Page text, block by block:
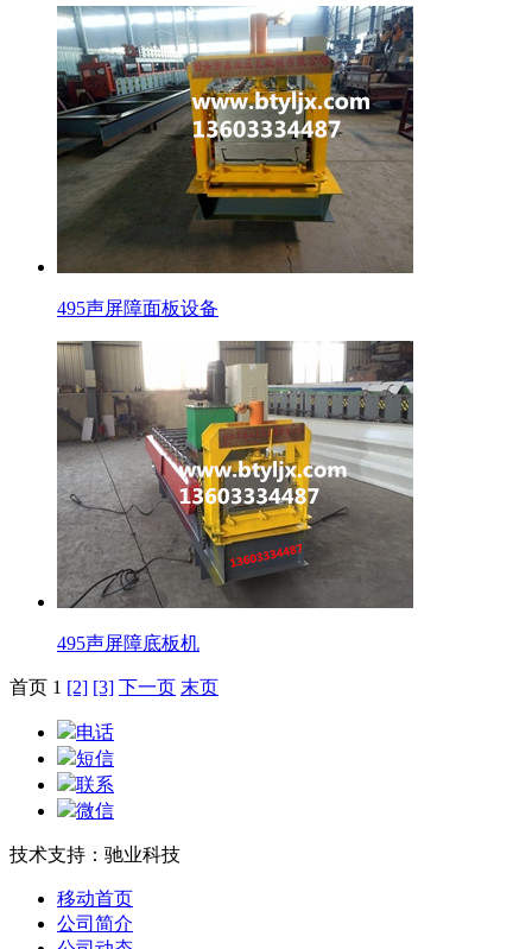
495声屏障面板设备
495声屏障底板机
首页 1 [2] [3] 下一页 末页
电话
短信
联系
微信
技术支持：驰业科技
移动首页
公司简介